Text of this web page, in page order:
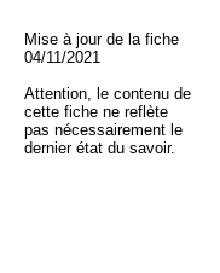
Mise à jour de la fiche
04/11/2021
Attention, le contenu de
cette fiche ne reflète
pas nécessairement le
dernier état du savoir.